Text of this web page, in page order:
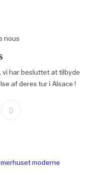
har besluttet at tilbyde
af deres tur i Alsace !
moderne